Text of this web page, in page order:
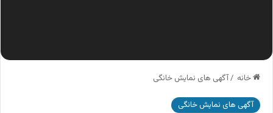
خانه /آگهی های نمایش خانگی
آگهی های نمایش خانگی